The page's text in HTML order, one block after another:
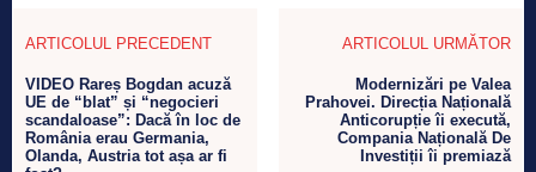
ARTICOLUL PRECEDENT
VIDEO Rareș Bogdan acuză
UE de “blat” și “negocieri
scandaloase”: Dacă în loc de
România erau Germania,
Olanda, Austria tot așa ar fi
ARTICOLUL URMĂTOR
Modernizări pe Valea
Prahovei. Direcția Națională
Anticorupție îi execută,
Compania Națională De
Investiții îi premiază